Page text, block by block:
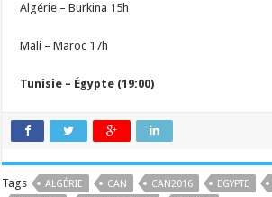
Algérie – Burkina 15h
Mali – Maroc 17h
Tunisie – Égypte (19:00)
Tags ALGÉRIE CAN CAN2016 EGYPTE